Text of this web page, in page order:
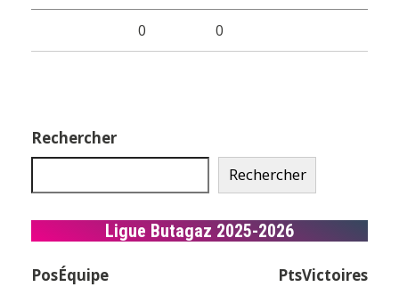
0 0
Rechercher
Rechercher
Ligue Butagaz 2025-2026
PosÉquipe PtsVictoires